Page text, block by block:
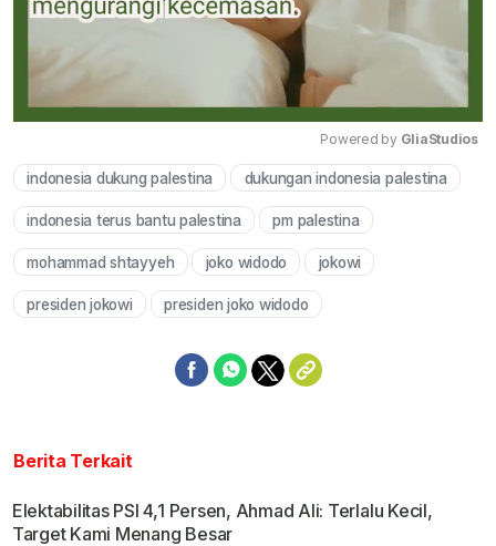
Mute
Powered by GliaStudios
indonesia dukung palestina dukungan indonesia palestina
indonesia terus bantu palestina pm palestina
mohammad shtayyeh joko widodo jokowi
presiden jokowi presiden joko widodo
Berita Terkait
Elektabilitas PSI 4,1 Persen, Ahmad Ali: Terlalu Kecil,
Target Kami Menang Besar